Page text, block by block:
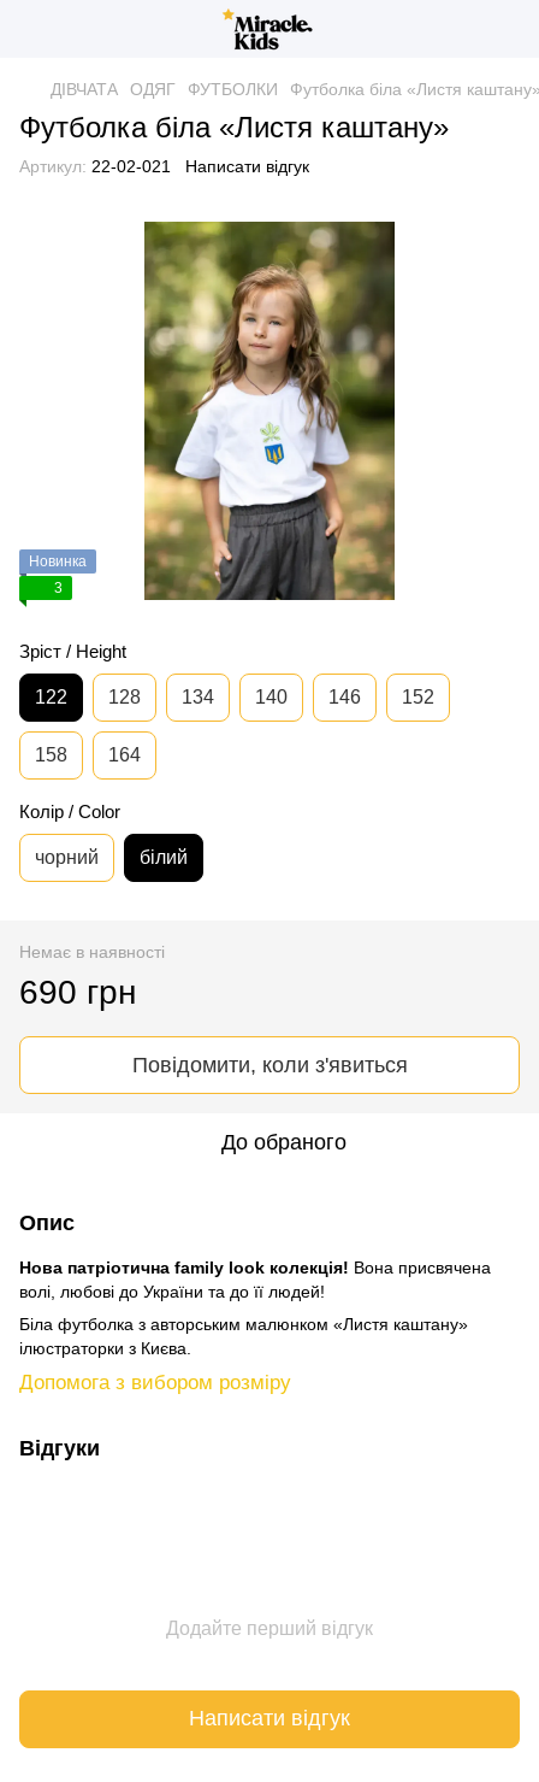
ДІВЧАТА ОДЯГ ФУТБОЛКИ Футболка біла «Листя
Футболка біла «Листя каштану»
Артикул: 22-02-021 Написати відгук
Новинка
3
Зріст / Height
122 128 134 140 146 152
158 164
Колір / Color
чорний білий
Немає в наявності
690 грн
Повідомити, коли з'явиться
До обраного
Опис
Нова патріотична family look колекція! Вона присвячена
волі, любові до України та до її людей!
Біла футболка з авторським малюнком «Листя каштану»
ілюстраторки з Києва.
Допомога з вибором розміру
Відгуки
Додайте перший відгук
Написати відгук